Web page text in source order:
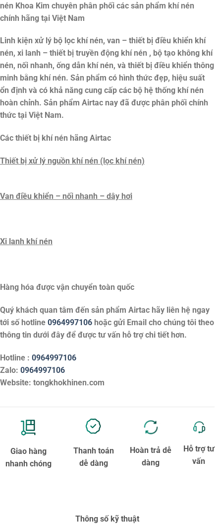
nén Khoa Kim chuyên phân phối các sản phẩm khí nén
chính hãng tại Việt Nam
Linh kiện xử lý bộ lọc khí nén, van – thiết bị điều khiển khí
nén, xi lanh – thiết bị truyền động khí nén , bộ tạo không khí
nén, nối nhanh, ống dẫn khí nén, và thiết bị điều khiển thông
minh bằng khí nén. Sản phẩm có hình thức đẹp, hiệu suất
ổn định và có khả năng cung cấp các bộ hệ thống khí nén
hoàn chỉnh. Sản phẩm Airtac nay đã được phân phối chính
thức tại Việt Nam.
Các thiết bị khí nén hãng Airtac
Thiết bị xử lý nguồn khí nén (lọc khí nén)
Van điều khiển – nối nhanh – dây hơi
Xi lanh khí nén
Hàng hóa được vận chuyển toàn quốc
Quý khách quan tâm đến sản phẩm Airtac hãy liên hệ ngay
tới số hotline 0964997106 hoặc gửi Email cho chúng tôi theo
thông tin dưới đây để được tư vấn hỗ trợ chi tiết hơn.
Hotline : 0964997106
Zalo: 0964997106
Website: tongkhokhinen.com
Giao hàng
nhanh chóng
Thanh toán
dễ dàng
Hoàn trả dễ
dàng
Hỗ trợ tư
vấn
Thông số kỹ thuật